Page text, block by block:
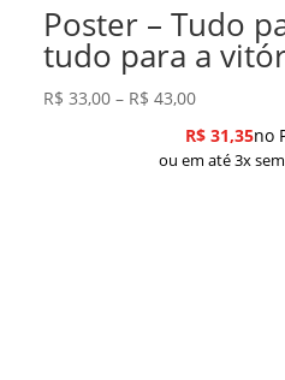
Poster – Tudo
tudo para a
R$ 33,00 – R$ 43,00Faixa
de
preço:
R$31,35no
ou em até 3x